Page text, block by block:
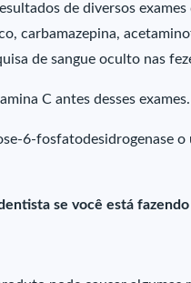
de diversos
carbamazepina,
de sangue oculto nas
C antes desses exames.
6-fosfatodesidrogenase
se você está